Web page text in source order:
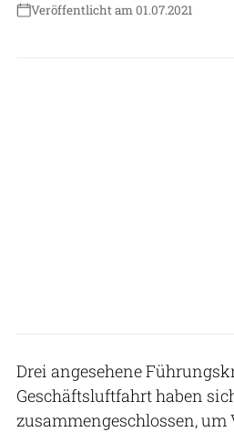
Veröffentlicht am 01.07.2021
Drei angesehene
Geschäftsluftfahrt haben
zusammengeschlossen,